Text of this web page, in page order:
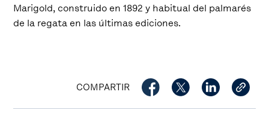
Marigold, construido en 1892 y habitual del palmarés
de la regata en las últimas ediciones.
COMPARTIR